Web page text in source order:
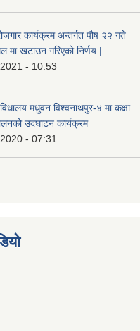
कार्यक्रम अन्तर्गत पौष २२ गते
मा खटाउन गरिएको निर्णय |
- 10:53
मधुवन विश्वनाथपुर-४ मा कक्षा
उदघाटन कार्यक्रम
- 07:31